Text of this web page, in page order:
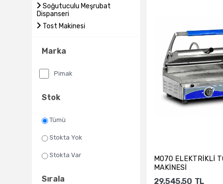
Soğutuculu Meşrubat
Dispanseri
Tost Makinesi
Marka
Pimak
Stok
Tümü
Stokta Yok
Stokta Var
Sırala
M070 ELEKTRİKLİ
MAKİNESİ
29,545.50 TL